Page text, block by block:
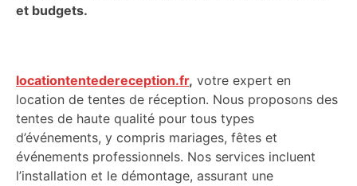
et budgets.
locationtentedereception.fr, votre expert en
location de tentes de réception. Nous proposons des
tentes de haute qualité pour tous types
d’événements, y compris mariages, fêtes et
événements professionnels. Nos services incluent
l’installation et le démontage, assurant une